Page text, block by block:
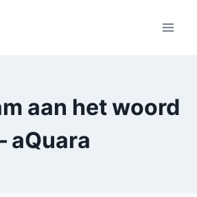
aan het woord
aQuara